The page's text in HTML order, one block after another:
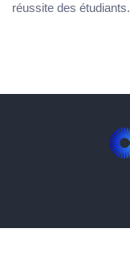
réussite des étudiants.